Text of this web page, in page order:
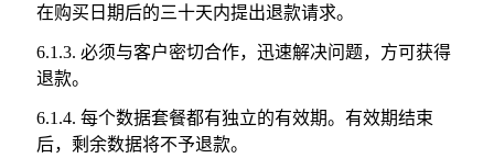
在购买日期后的三十天内提出退款请求。
6.1.3. 必须与客户密切合作，迅速解决问题，方可获得
退款。
6.1.4. 每个数据套餐都有独立的有效期。有效期结束
后，剩余数据将不予退款。